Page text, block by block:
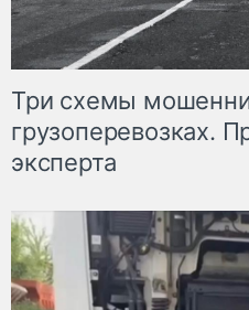
Три схемы
грузоперевозках.
эксперта